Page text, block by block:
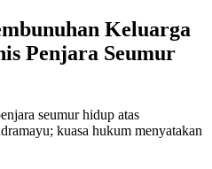
Keluarga
Penjara Seumur
seumur hidup atas
kuasa hukum menyatakan